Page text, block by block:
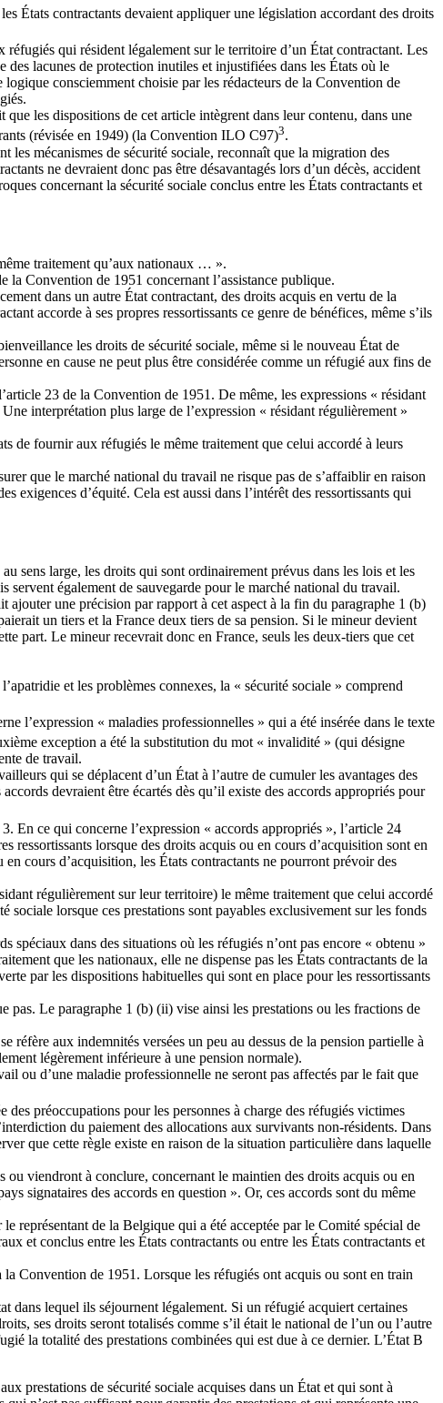
États contractants devaient appliquer une législation accordant des droits
qui résident légalement sur le territoire d’un État contractant. Les
lacunes de protection inutiles et injustifiées dans les États où le
consciemment choisie par les rédacteurs de la Convention de
les dispositions de cet article intègrent dans leur contenu, dans une
(révisée en 1949) (la Convention ILO C97)3.
mécanismes de sécurité sociale, reconnaît que la migration des
ne devraient donc pas être désavantagés lors d’un décès, accident
concernant la sécurité sociale conclus entre les États contractants et
traitement qu’aux nationaux … ».
la Convention de 1951 concernant l’assistance publique.
dans un autre État contractant, des droits acquis en vertu de la
accorde à ses propres ressortissants ce genre de bénéfices, même s’ils
les droits de sécurité sociale, même si le nouveau État de
en cause ne peut plus être considérée comme un réfugié aux fins de
23 de la Convention de 1951. De même, les expressions « résidant
interprétation plus large de l’expression « résidant régulièrement »
de fournir aux réfugiés le même traitement que celui accordé à leurs
que le marché national du travail ne risque pas de s’affaiblir en raison
exigences d’équité. Cela est aussi dans l’intérêt des ressortissants qui
sens large, les droits qui sont ordinairement prévus dans les lois et les
servent également de sauvegarde pour le marché national du travail.
ajouter une précision par rapport à cet aspect à la fin du paragraphe 1 (b)
un tiers et la France deux tiers de sa pension. Si le mineur devient
part. Le mineur recevrait donc en France, seuls les deux-tiers que cet
et les problèmes connexes, la « sécurité sociale » comprend
l’expression « maladies professionnelles » qui a été insérée dans le texte
exception a été la substitution du mot « invalidité » (qui désigne
de travail.
qui se déplacent d’un État à l’autre de cumuler les avantages des
devraient être écartés dès qu’il existe des accords appropriés pour
En ce qui concerne l’expression « accords appropriés », l’article 24
lorsque des droits acquis ou en cours d’acquisition sont en
cours d’acquisition, les États contractants ne pourront prévoir des
régulièrement sur leur territoire) le même traitement que celui accordé
sociale lorsque ces prestations sont payables exclusivement sur les fonds
spéciaux dans des situations où les réfugiés n’ont pas encore « obtenu »
que les nationaux, elle ne dispense pas les États contractants de la
par les dispositions habituelles qui sont en place pour les ressortissants
pas. Le paragraphe 1 (b) (ii) vise ainsi les prestations ou les fractions de
réfère aux indemnités versées un peu au dessus de la pension partielle à
légèrement inférieure à une pension normale).
ou d’une maladie professionnelle ne seront pas affectés par le fait que
préoccupations pour les personnes à charge des réfugiés victimes
du paiement des allocations aux survivants non-résidents. Dans
que cette règle existe en raison de la situation particulière dans laquelle
viendront à conclure, concernant le maintien des droits acquis ou en
signataires des accords en question ». Or, ces accords sont du même
représentant de la Belgique qui a été acceptée par le Comité spécial de
et conclus entre les États contractants ou entre les États contractants et
Convention de 1951. Lorsque les réfugiés ont acquis ou sont en train
dans lequel ils séjournent légalement. Si un réfugié acquiert certaines
ses droits seront totalisés comme s’il était le national de l’un ou l’autre
la totalité des prestations combinées qui est due à ce dernier. L’État B
prestations de sécurité sociale acquises dans un État et qui sont à